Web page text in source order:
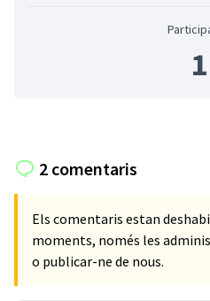
1
2 comentaris
Els comentaris estan
moments, només les
o publicar-ne de nous.